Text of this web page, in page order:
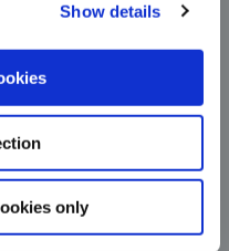
Show details
only